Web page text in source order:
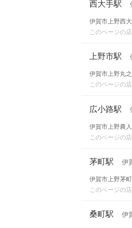
西大手駅
伊賀市上野西大
このページの
上野市駅
伊賀市上野丸
このページの
広小路駅
伊賀市上野農
このページの
茅町駅 伊
伊賀市上野茅
このページの
桑町駅 伊